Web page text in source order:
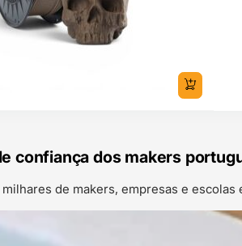
confiança dos makers
de makers, empresas e escolas